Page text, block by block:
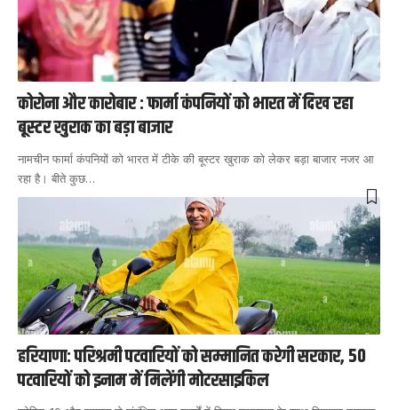
कोरोना और कारोबार : फार्मा कंपनियों को भारत में दिख रहा
बूस्टर खुराक का बड़ा बाजार
नामचीन फार्मा कंपनियों को भारत में टीके की बूस्टर खुराक को लेकर बड़ा बाजार नजर आ
रहा है। बीते कुछ…
हरियाणा: परिश्रमी पटवारियों को सम्मानित करेगी सरकार, 50
पटवारियों को इनाम में मिलेंगी मोटरसाइकिल